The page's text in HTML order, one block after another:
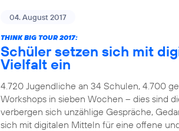
04. August 2017
THINK BIG TOUR 2017:
Schüler setzen sich mit
Vielfalt ein
4.720 Jugendliche an 34 Schulen, 4.700
Workshops in sieben Wochen – dies sind
verbergen sich unzählige Gespräche,
sich mit digitalen Mitteln für eine offene